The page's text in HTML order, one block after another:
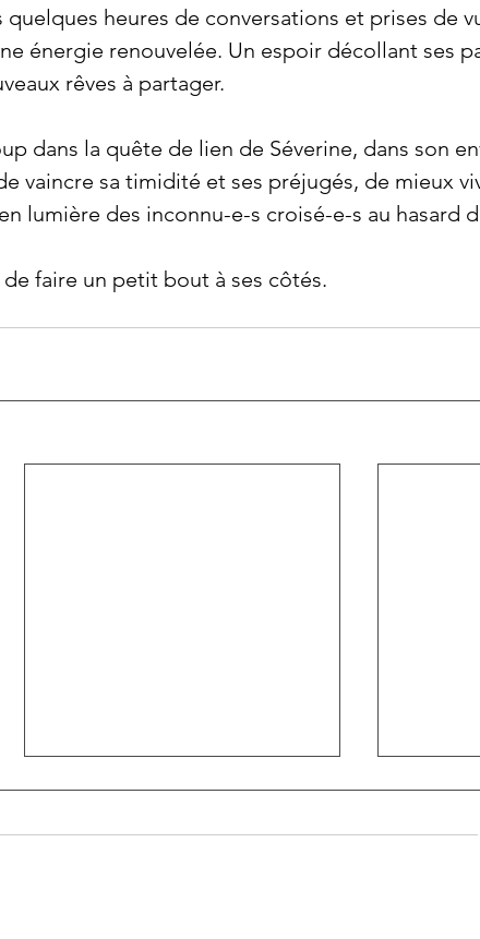
heures de conversations et prises de
énergie renouvelée. Un espoir décollant ses
rêves à partager.
dans la quête de lien de Séverine, dans son
vaincre sa timidité et ses préjugés, de mieux
lumière des inconnu-e-s croisé-e-s au hasard
faire un petit bout à ses côtés.